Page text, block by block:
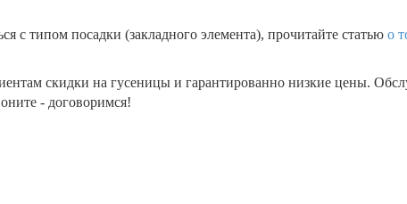
с типом посадки (закладного элемента), прочитайте статью о
скидки на гусеницы и гарантированно низкие цены.
- договоримся!